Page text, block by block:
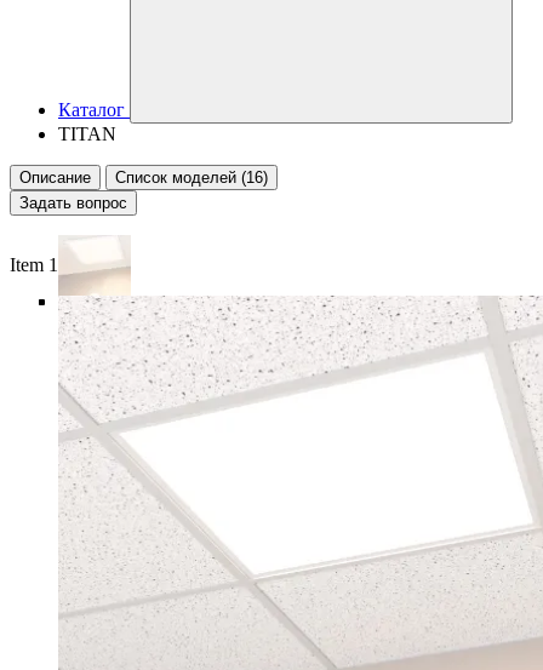
Каталог
TITAN
Описание
Список моделей (16)
Задать вопрос
Item 1 of 6